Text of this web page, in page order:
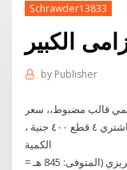
Schrawder13833
الكبير
by Publisher
قالب مضبوط،، سعر
القطعة ١٥٠ جنيه اشتري ٢ قطعتين ٢٥٠ جنيه اشتري ٤ قطع ٤٠٠ جنية ،
الكمية
الكتاب: المقفى الكبير المؤلف: تقي الدين المقريزي (المتوفى: 845 هـ =